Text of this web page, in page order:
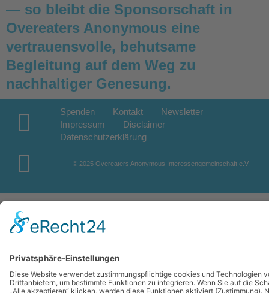
— so bleibt die Sponsorschaft in
Overeaters Anonymous eine
vertrauensvolle, behutsame
Begleitung auf dem Weg zu
nachhaltiger Genesung.
Spenden Kontakt
Newsletter
Impressum
Disclaimer
Datenschutzerklärung
© 2025 Overeaters Anonymous Interessengemeinschaft e.V.